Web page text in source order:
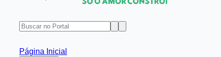
Página Inicial